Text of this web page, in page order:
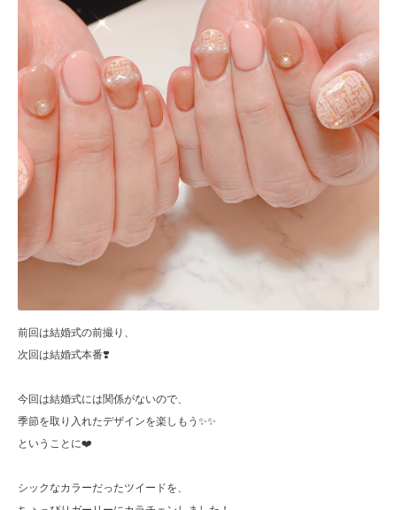
前回は結婚式の前撮り、
次回は結婚式本番❣️
今回は結婚式には関係がないので、
季節を取り入れたデザインを楽しもう✨✨
ということに❤️
シックなカラーだったツイードを、